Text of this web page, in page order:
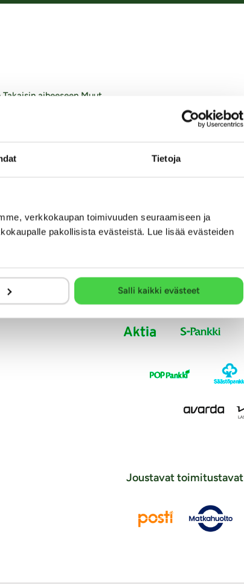
Tietoja
verkkokaupan toimivuuden seuraamiseen ja
pakollisista evästeistä. Lue lisää evästeiden
Salli kaikki evästeet
Takaisin aiheeseen Muut
tuotteita
vielä
Joustavat toimitustavat